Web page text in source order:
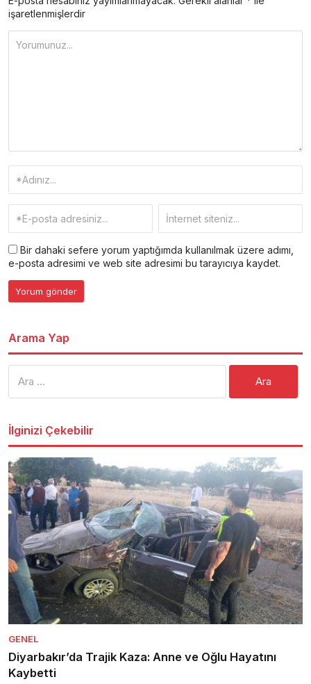
işaretlenmişlerdir
Bir dahaki sefere yorum yaptığımda kullanılmak üzere adımı,
e-posta adresimi ve web site adresimi bu tarayıcıya kaydet.
Arama Yap
İlginizi Çekebilir
GENEL
Diyarbakır’da Trajik Kaza: Anne ve Oğlu Hayatını
Kaybetti